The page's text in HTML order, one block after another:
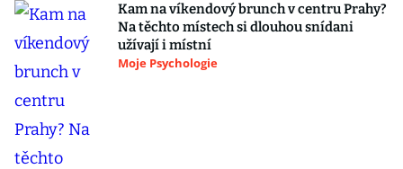
Kam na víkendový brunch v centru Prahy?
Na těchto místech si dlouhou snídani
užívají i místní
Moje Psychologie